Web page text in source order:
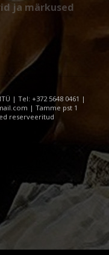
| Tel: +372 5648 0461 |
| Tamme pst 1
reserveeritud